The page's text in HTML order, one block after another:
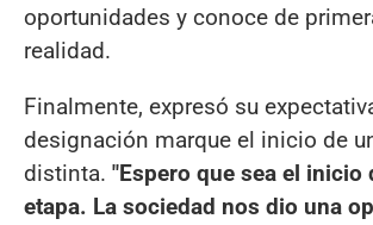
oportunidades y conoce de
realidad.
Finalmente, expresó su
designación marque el inicio de
distinta. "Espero que sea el inicio
etapa. La sociedad nos dio una